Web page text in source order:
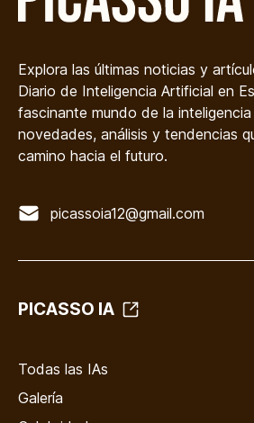
Explora las últimas noticias y
Diario de Inteligencia Artificial en
fascinante mundo de la
novedades, análisis y tendencias
camino hacia el futuro.
picassoia12@gmail.com
PICASSO IA
Todas las IAs
Galería